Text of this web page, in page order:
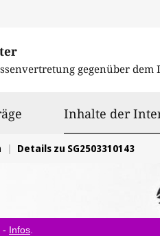
gegenüber dem
Inhalte der
Details zu SG2503310143
- Infos